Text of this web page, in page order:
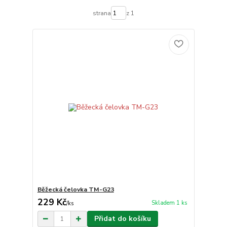
strana z 1
Běžecká čelovka TM-G23
229 Kč/ks Skladem 1 ks
Přidat do košíku